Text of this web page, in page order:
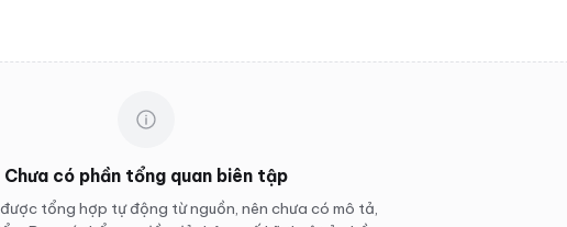
Chưa có phần tổng quan biên tập
tổng hợp tự động từ nguồn, nên chưa có mô tả,